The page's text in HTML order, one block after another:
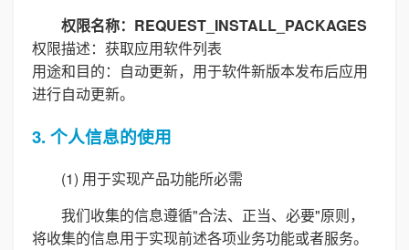
权限名称：REQUEST_INSTALL_PACKAGES
权限描述：获取应用软件列表
用途和目的：自动更新，用于软件新版本发布后应用
进行自动更新。
3. 个人信息的使用
(1) 用于实现产品功能所必需
我们收集的信息遵循"合法、正当、必要"原则，
将收集的信息用于实现前述各项业务功能或者服务。